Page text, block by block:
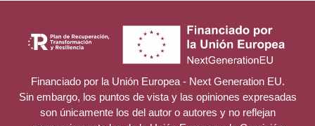
Financiado por la Unión Europea - Next Generation EU.
Sin embargo, los puntos de vista y las opiniones expresadas
son únicamente los del autor o autores y no reflejan